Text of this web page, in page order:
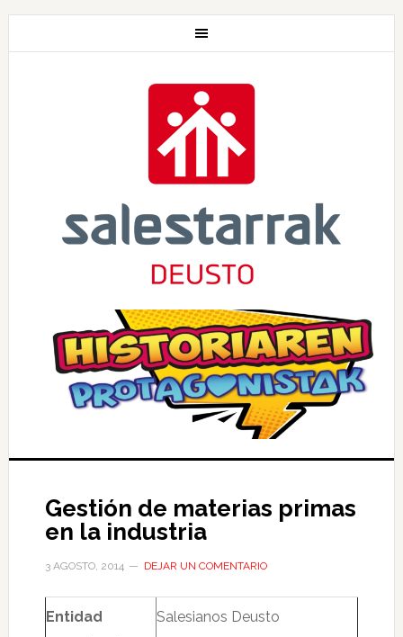
Gestión de materias primas
en la industria
3 AGOSTO, 2014 DEJAR UN COMENTARIO
Entidad
Salesianos Deusto